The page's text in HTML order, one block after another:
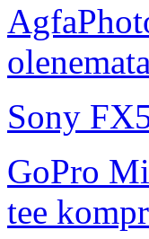
Sony
GoPro
tee